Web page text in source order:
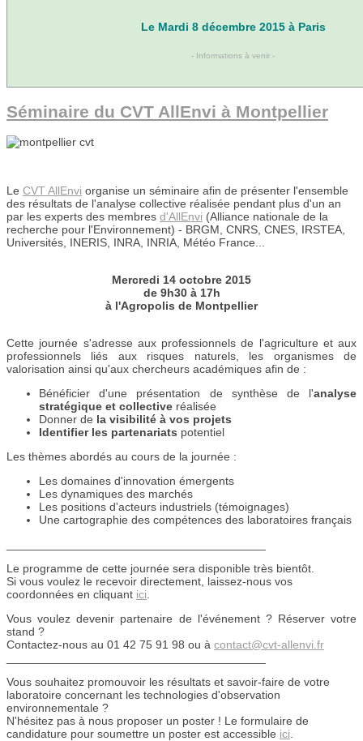
Le Mardi 8 décembre 2015 à Paris
- Informations à venir -
Séminaire du CVT AllEnvi à Montpellier
Le CVT AllEnvi organise un séminaire afin de présenter l'ensemble
des résultats de l'analyse collective réalisée pendant plus d'un an
par les experts des membres d'AllEnvi (Alliance nationale de la
recherche pour l'Environnement) - BRGM, CNRS, CNES, IRSTEA,
Universités, INERIS, INRA, INRIA, Météo France...
Mercredi 14 octobre 2015
de 9h30 à 17h
à l'Agropolis de Montpellier
Cette journée s'adresse aux professionnels de l'agriculture et aux
professionnels liés aux risques naturels, les organismes de
valorisation ainsi qu'aux chercheurs académiques afin de :
Bénéficier d'une présentation de synthèse de l'analyse
stratégique et collective réalisée
Donner de la visibilité à vos projets
Identifier les partenariats potentiel
Les thèmes abordés au cours de la journée :
Les domaines d'innovation émergents
Les dynamiques des marchés
Les positions d'acteurs industriels (témoignages)
Une cartographie des compétences des laboratoires français
Le programme de cette journée sera disponible très bientôt.
Si vous voulez le recevoir directement, laissez-nous vos
coordonnées en cliquant ici
Vous voulez devenir partenaire de l'événement ? Réserver votre
stand ?
Contactez-nous au 01 42 75 91 98 ou à contact@cvt-allenvi.fr
Vous souhaitez promouvoir les résultats et savoir-faire de votre
laboratoire concernant les technologies d'observation
environnementale ?
N'hésitez pas à nous proposer un poster ! Le formulaire de
candidature pour soumettre un poster est accessible ici